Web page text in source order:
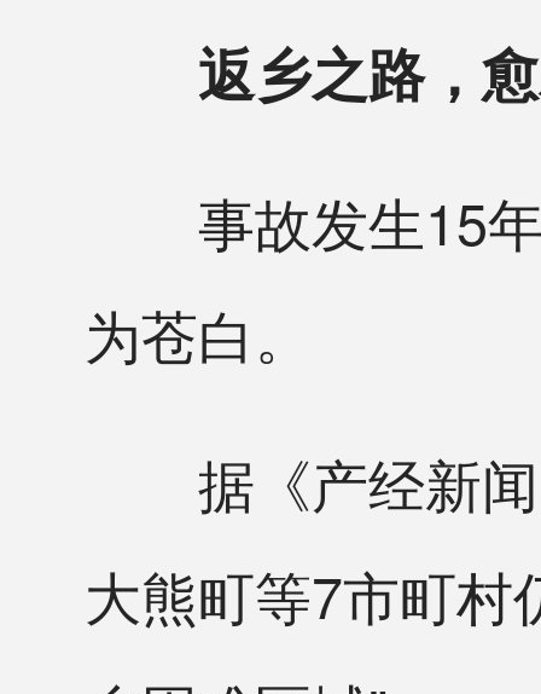
返乡之路，
事故发生15年
为苍白。
据《产经新闻
大熊町等7市町村